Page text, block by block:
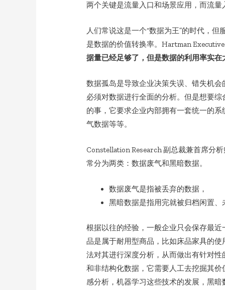
两个关键是流量入口和场景应用，而流
人们常说这是一个“数据为王”的时代，
是数据的价值转换率。Hartman
据量已经足够了，但是数据的利用率实
数据孤岛是导致企业决策失误、错失机
必须对数据进行全面的分析。但是想要
的事，它要求企业内部拥有一套统一的
气数据等等。
Constellation Research 副总裁兼首席分
常分为两类：数据废气和黑暗数据。
数据废气是指被丢弃的数据，
黑暗数据是指用完就被归档闲置
根据以往的经验，一般企业只会保存最
品是属于耐用型商品，比如床品家具的
法对其进行深度分析，从而做出有针对
和非结构化数据，它需要人工去挖掘其
感分析，机器学习这些技术的发展，黑